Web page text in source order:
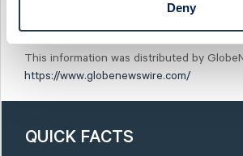
Deny
This information was distributed by
https://www.globenewswire.com/
QUICK FACTS